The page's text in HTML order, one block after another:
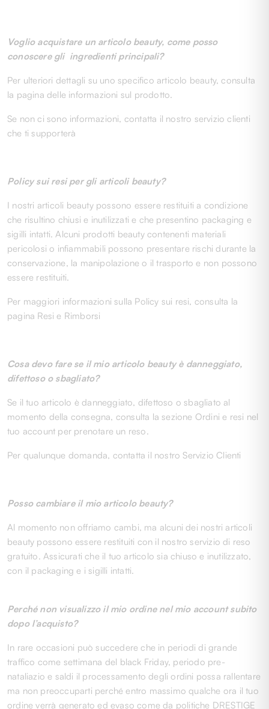
Voglio acquistare un articolo beauty, come posso
conoscere gli ingredienti principali?
Per ulteriori dettagli su uno specifico articolo beauty, consulta
la pagina delle informazioni sul prodotto.
Se non ci sono informazioni, contatta il nostro servizio clienti
che ti supporterà
Policy sui resi per gli articoli beauty?
I nostri articoli beauty possono essere restituiti a condizione
che risultino chiusi e inutilizzati e che presentino packaging e
sigilli intatti. Alcuni prodotti beauty contenenti materiali
pericolosi o infiammabili possono presentare rischi durante la
conservazione, la manipolazione o il trasporto e non possono
essere restituiti.
Per maggiori informazioni sulla Policy sui resi, consulta la
pagina Resi e Rimborsi
Cosa devo fare se il mio articolo beauty è danneggiato,
difettoso o sbagliato?
Se il tuo articolo è danneggiato, difettoso o sbagliato al
momento della consegna, consulta la sezione Ordini e resi nel
tuo account per prenotare un reso.
Per qualunque domanda, contatta il nostro Servizio Clienti
Posso cambiare il mio articolo beauty?
Al momento non offriamo cambi, ma alcuni dei nostri articoli
beauty possono essere restituiti con il nostro servizio di reso
gratuito. Assicurati che il tuo articolo sia chiuso e inutilizzato,
con il packaging e i sigilli intatti.
Perché non visualizzo il mio ordine nel mio account subito
dopo l’acquisto?
In rare occasioni può succedere che in periodi di grande
traffico come settimana del black Friday, periodo pre-
nataliazio e saldi il processamento degli ordini possa rallentare
ma non preoccuparti perché entro massimo qualche ora il tuo
ordine verrà generato ed evaso come da politiche DRESTIGE